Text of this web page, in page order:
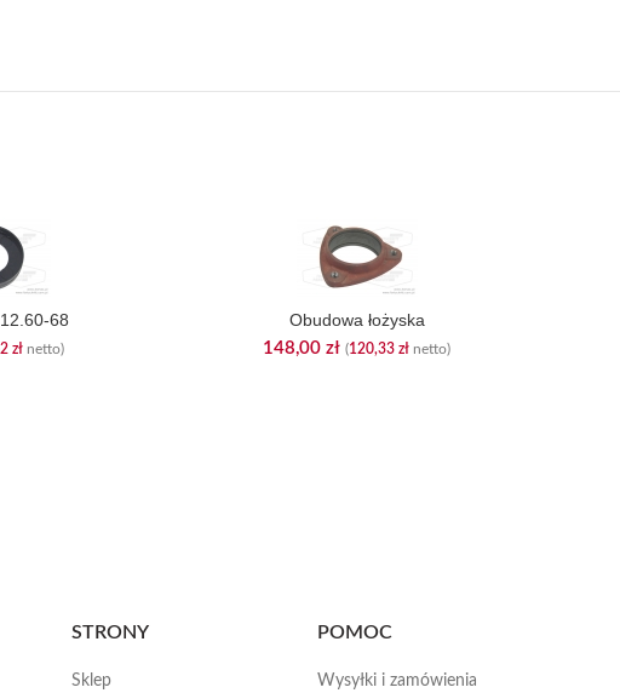
68
zł netto)
Obudowa łożyska
148,00 zł (120,33 zł netto)
STRONY
Sklep
POMOC
Wysyłki i zamówienia